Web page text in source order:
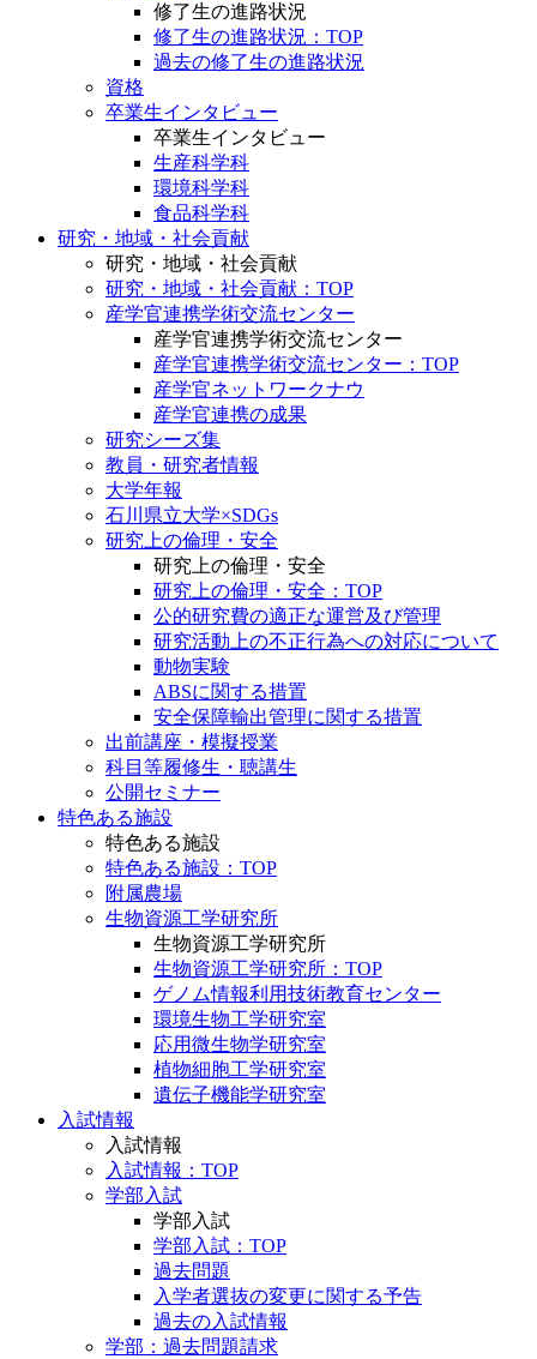
修了生の進路状況
修了生の進路状況：TOP
過去の修了生の進路状況
資格
卒業生インタビュー
卒業生インタビュー
生産科学科
環境科学科
食品科学科
研究・地域・社会貢献
研究・地域・社会貢献
研究・地域・社会貢献：TOP
産学官連携学術交流センター
産学官連携学術交流センター
産学官連携学術交流センター：TOP
産学官ネットワークナウ
産学官連携の成果
研究シーズ集
教員・研究者情報
大学年報
石川県立大学×SDGs
研究上の倫理・安全
研究上の倫理・安全
研究上の倫理・安全：TOP
公的研究費の適正な運営及び管理
研究活動上の不正行為への対応について
動物実験
ABSに関する措置
安全保障輸出管理に関する措置
出前講座・模擬授業
科目等履修生・聴講生
公開セミナー
特色ある施設
特色ある施設
特色ある施設：TOP
附属農場
生物資源工学研究所
生物資源工学研究所
生物資源工学研究所：TOP
ゲノム情報利用技術教育センター
環境生物工学研究室
応用微生物学研究室
植物細胞工学研究室
遺伝子機能学研究室
入試情報
入試情報
入試情報：TOP
学部入試
学部入試
学部入試：TOP
過去問題
入学者選抜の変更に関する予告
過去の入試情報
学部：過去問題請求